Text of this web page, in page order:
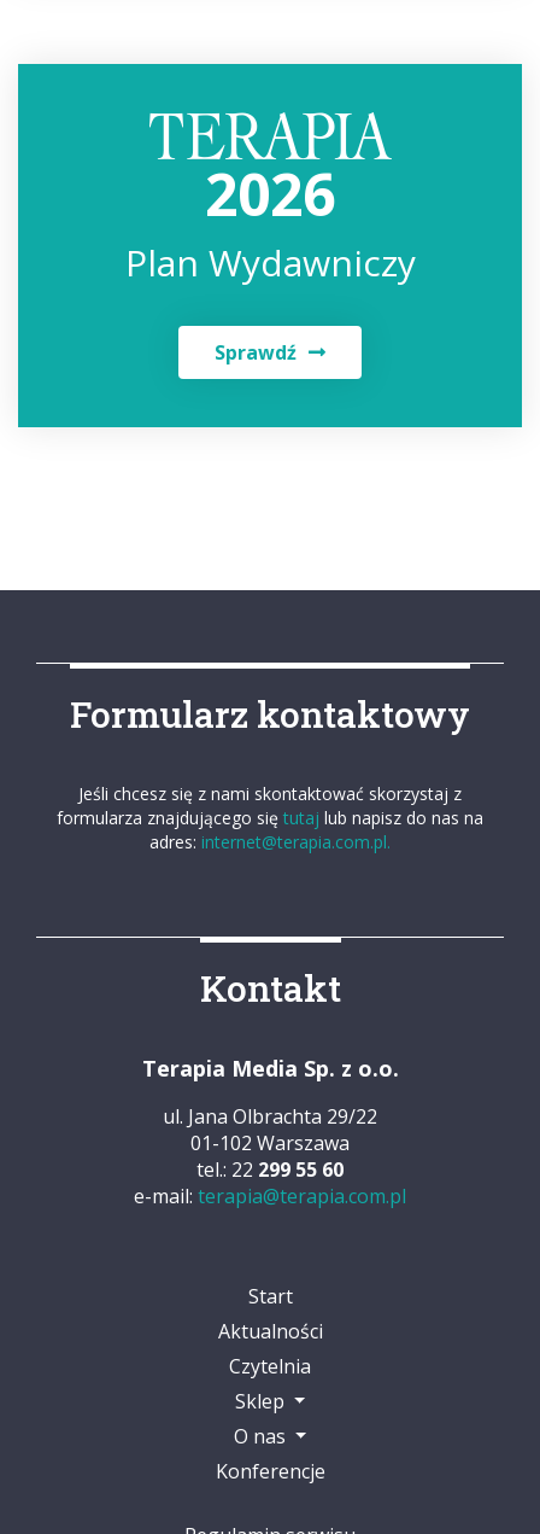
2026
Plan Wydawniczy
Sprawdź
Formularz kontaktowy
Jeśli chcesz się z nami skontaktować skorzystaj z
formularza znajdującego się tutaj lub napisz do nas na
adres: internet@terapia.com.pl.
Kontakt
Terapia Media Sp. z o.o.
ul. Jana Olbrachta 29/22
01-102 Warszawa
tel.: 22 299 55 60
e-mail: terapia@terapia.com.pl
Start
Aktualności
Czytelnia
Sklep
O nas
Konferencje